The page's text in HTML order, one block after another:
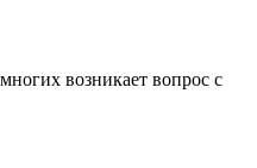
возникает вопрос с